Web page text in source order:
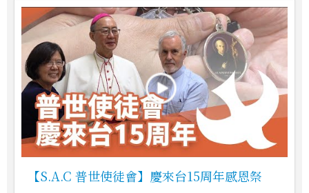
【S.A.C 普世使徒會】慶來台15周年感恩祭